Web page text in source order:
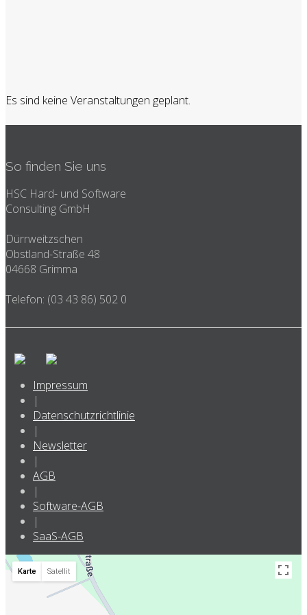
Es sind keine Veranstaltungen geplant.
So finden Sie uns
HSC Hard- und Software
Consulting GmbH
Dürrweitzschen
Obstland-Straße 48
04668 Grimma
Telefon: (03 43 86) 502 0
Impressum
|
Datenschutzrichtlinie
|
Newsletter
|
AGB
|
Software-AGB
|
SaaS-AGB
Karte Satellit